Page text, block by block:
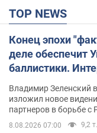
TOP NEWS
Конец эпохи
деле обеспечит
баллистики.
Владимир Зеленский
изложил новое
партнеров в борьбе с
8.08.2026 07:00 9,2 т.